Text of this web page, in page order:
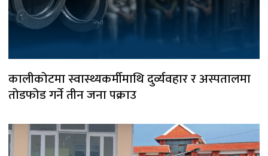
कालीकोटमा स्वास्थ्यकर्मीमाथि दुर्व्यवहार र अस्पतालमा
तोडफोड गर्ने तीन जना पक्राउ